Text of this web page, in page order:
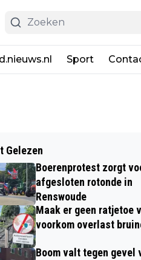
Sport
Gelezen
Boerenprotest zorgt
afgesloten rotonde in
Renswoude
Maak er geen ratjetoe
voorkom overlast
Boom valt tegen gevel